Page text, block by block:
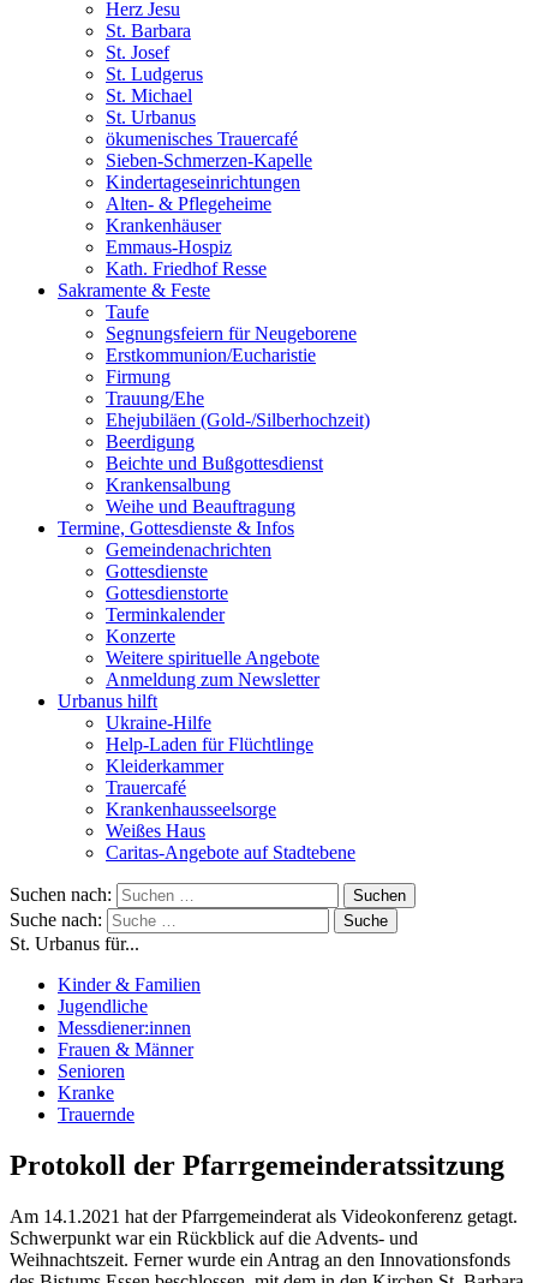
Herz Jesu
St. Barbara
St. Josef
St. Ludgerus
St. Michael
St. Urbanus
ökumenisches Trauercafé
Sieben-Schmerzen-Kapelle
Kindertageseinrichtungen
Alten- & Pflegeheime
Krankenhäuser
Emmaus-Hospiz
Kath. Friedhof Resse
Sakramente & Feste
Taufe
Segnungsfeiern für Neugeborene
Erstkommunion/Eucharistie
Firmung
Trauung/Ehe
Ehejubiläen (Gold-/Silberhochzeit)
Beerdigung
Beichte und Bußgottesdienst
Krankensalbung
Weihe und Beauftragung
Termine, Gottesdienste & Infos
Gemeindenachrichten
Gottesdienste
Gottesdienstorte
Terminkalender
Konzerte
Weitere spirituelle Angebote
Anmeldung zum Newsletter
Urbanus hilft
Ukraine-Hilfe
Help-Laden für Flüchtlinge
Kleiderkammer
Trauercafé
Krankenhausseelsorge
Weißes Haus
Caritas-Angebote auf Stadtebene
Suchen nach:
Suche nach:
St. Urbanus für...
Kinder & Familien
Jugendliche
Messdiener:innen
Frauen & Männer
Senioren
Kranke
Trauernde
Protokoll der Pfarrgemeinderatssitzung
Am 14.1.2021 hat der Pfarrgemeinderat als Videokonferenz getagt.
Schwerpunkt war ein Rückblick auf die Advents- und
Weihnachtszeit. Ferner wurde ein Antrag an den Innovationsfonds